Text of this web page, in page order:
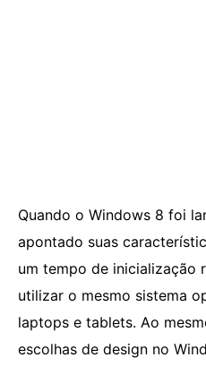
Quando o Windows 8 foi
apontado suas
um tempo de inicialização
utilizar o mesmo sistema
laptops e tablets. Ao
escolhas de design no